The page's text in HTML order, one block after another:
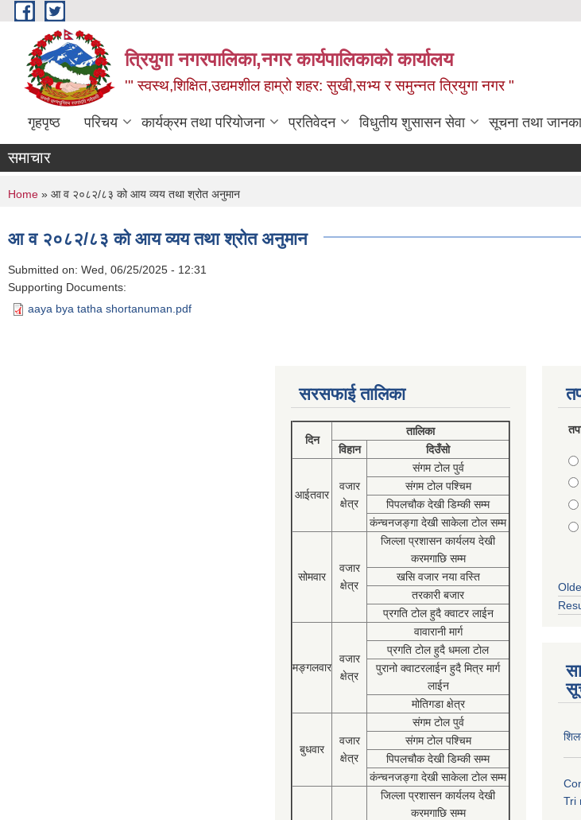
Skip to main content
त्रियुगा नगरपालिका,नगर कार्यपालिकाको कार्यालय
'" स्वस्थ,शिक्षित,उद्यमशील हाम्रो शहर: सुखी,सभ्य र समुन्नत त्रियुगा नगर "
गृहपृष्ठ परिचय कार्यक्रम तथा परियोजना प्रतिवेदन विधुतीय शुसासन सेवा सूचना तथा
समाचार
You are here
Home » आ व २०८२/८३ को आय व्यय तथा श्रोत अनुमान
आ व २०८२/८३ को आय व्यय तथा श्रोत अनुमान
Submitted on: Wed, 06/25/2025 - 12:31
Supporting Documents:
aaya bya tatha shortanuman.pdf
सरसफाई तालिका
दिन
तालिका
विहान
दिउँसो
आईतवार
वजार
क्षेत्र
संगम टोल पुर्व
संगम टोल पश्चिम
पिपलचौक देखी डिम्की सम्म
कंन्चनजङ्गा देखी साकेला टोल सम्म
सोमवार
वजार
क्षेत्र
जिल्ला प्रशासन कार्यलय देखी
करमगाछि सम्म
खसि वजार नया वस्ति
तरकारी बजार
प्रगति टोल हुदै क्वाटर लाईन
मङ्गलवार
वजार
क्षेत्र
वावारानी मार्ग
प्रगति टोल हुदै धमला टोल
पुरानो क्वाटरलाईन हुदै मित्र मार्ग
लाईन
मोतिगडा क्षेत्र
बुधवार
वजार
क्षेत्र
संगम टोल पुर्व
संगम टोल पश्चिम
पिपलचौक देखी डिम्की सम्म
कंन्चनजङ्गा देखी साकेला टोल सम्म
जिल्ला प्रशासन कार्यलय देखी
करमगाछि सम्म
Tri